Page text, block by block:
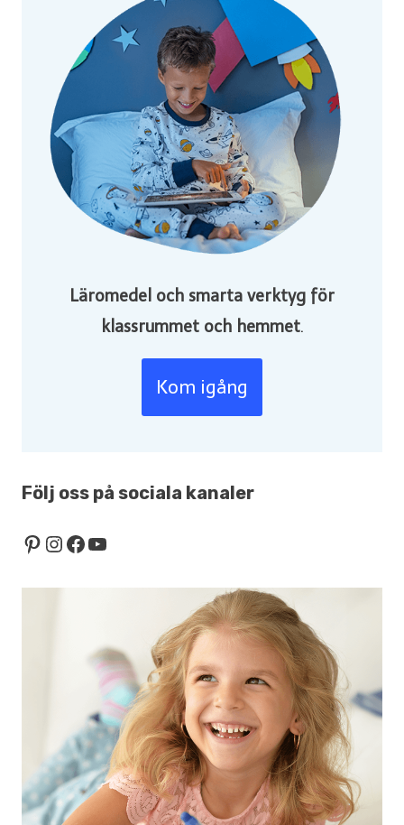
Läromedel och smarta verktyg för
klassrummet och hemmet.
Kom igång
Följ oss på sociala kanaler
Pinterest
Instagram
Facebook
YouTube